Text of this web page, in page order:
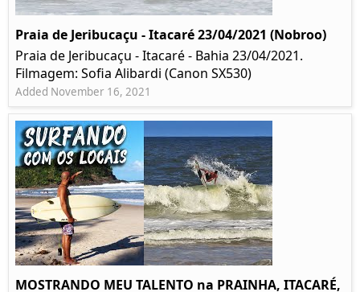
Praia de Jeribucaçu - Itacaré 23/04/2021 (Nobroo)
Praia de Jeribucaçu - Itacaré - Bahia 23/04/2021.
Filmagem: Sofia Alibardi (Canon SX530)
Added November 16, 2021
MOSTRANDO MEU TALENTO na PRAINHA, ITACARÉ,